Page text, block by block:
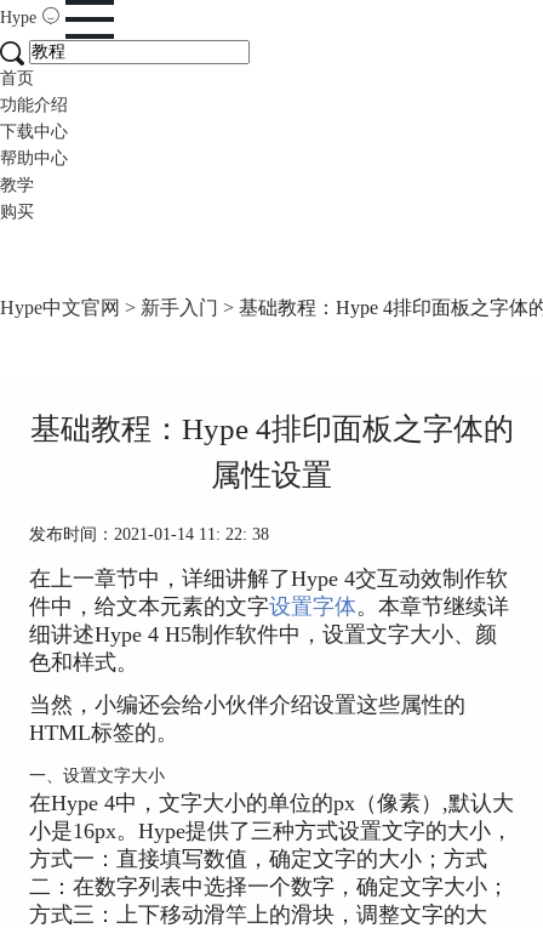
Hype
首页
功能介绍
下载中心
帮助中心
教学
购买
Hype中文官网 > 新手入门 > 基础教程：Hype 4排印面板之字体
基础教程：Hype 4排印面板之字体的
属性设置
发布时间：2021-01-14 11: 22: 38
在上一章节中，详细讲解了Hype 4交互动效制作软
件中，给文本元素的文字设置字体。本章节继续详
细讲述Hype 4 H5制作软件中，设置文字大小、颜
色和样式。
当然，小编还会给小伙伴介绍设置这些属性的
HTML标签的。
一、设置文字大小
在Hype 4中，文字大小的单位的px（像素）,默认大
小是16px。Hype提供了三种方式设置文字的大小，
方式一：直接填写数值，确定文字的大小；方式
二：在数字列表中选择一个数字，确定文字大小；
方式三：上下移动滑竿上的滑块，调整文字的大